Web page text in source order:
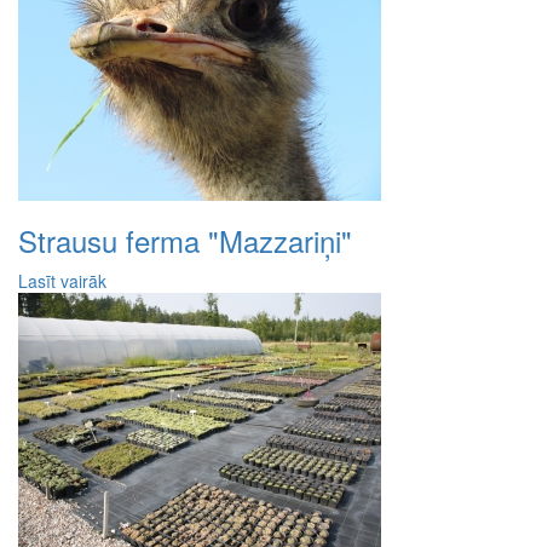
Strausu ferma "Mazzariņi"
Lasīt vairāk